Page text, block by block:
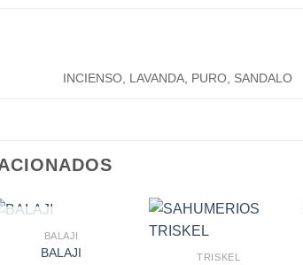
INCIENSO, LAVANDA, PURO, SANDALO
AGOTADO
BALAJI
BALAJI
TRISKEL